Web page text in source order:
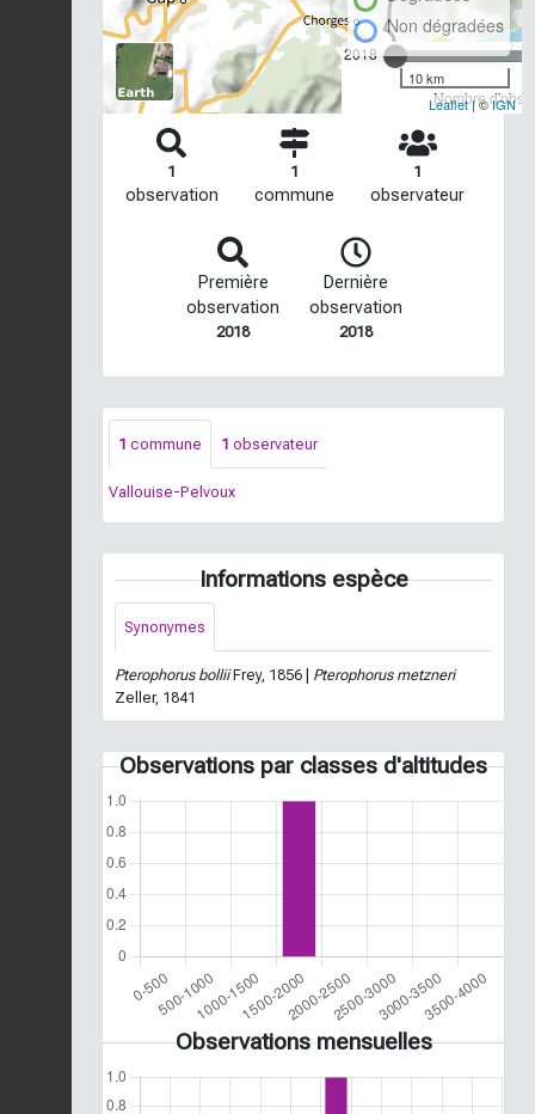
2018
Nombre
Non dégradées
10 km
Leaflet| ©IGN
1
observation
1
commune
1
observateur
Première
observation
2018
Dernière
observation
2018
1 commune 1 observateur
Vallouise-Pelvoux
Informations espèce
Synonymes
Pterophorus bolliiFrey, 1856 | Pterophorus metzneri
Zeller, 1841
Observations par classes d'altitudes
Observations mensuelles